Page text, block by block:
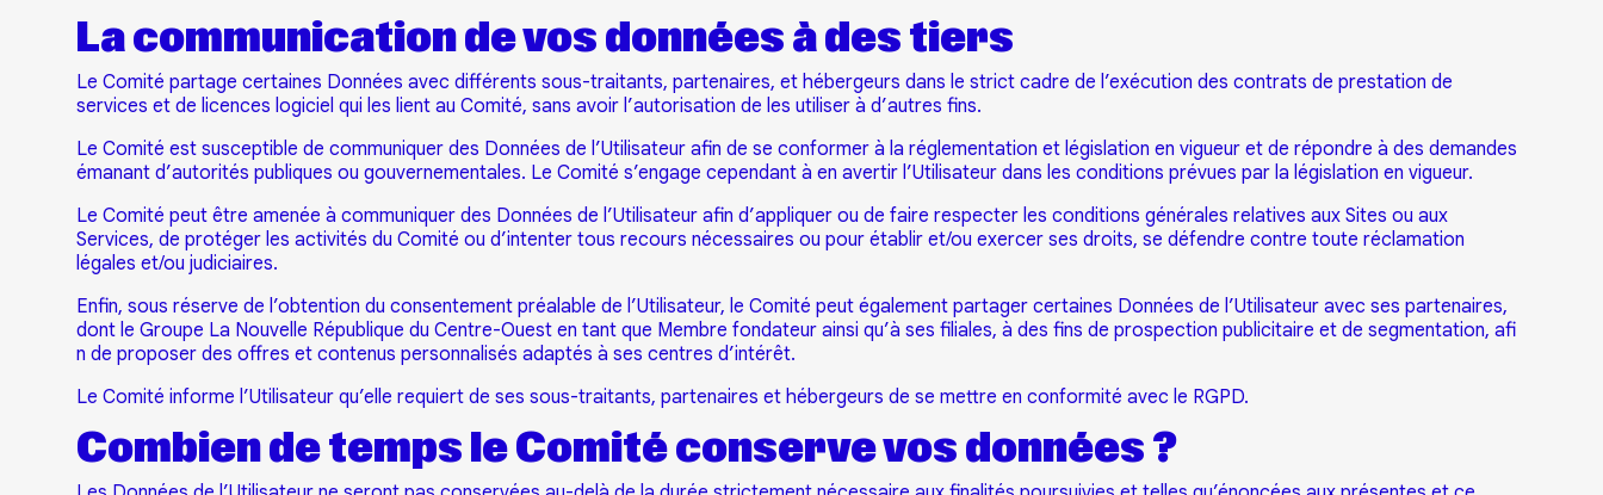
La communication de vos données à des tiers
Le Comité partage certaines Données avec différents sous-traitants, partenaires, et hébergeurs dans le strict cadre de l’exécution des contrats de prestation de
services et de licences logiciel qui les lient au Comité, sans avoir l’autorisation de les utiliser à d’autres fins.
Le Comité est susceptible de communiquer des Données de l’Utilisateur afin de se conformer à la réglementation et législation en vigueur et de répondre à des demandes
émanant d’autorités publiques ou gouvernementales. Le Comité s’engage cependant à en avertir l’Utilisateur dans les conditions prévues par la législation en vigueur.
Le Comité peut être amenée à communiquer des Données de l’Utilisateur afin d’appliquer ou de faire respecter les conditions générales relatives aux Sites ou aux
Services, de protéger les activités du Comité ou d’intenter tous recours nécessaires ou pour établir et/ou exercer ses droits, se défendre contre toute réclamation
légales et/ou judiciaires.
Enfin, sous réserve de l’obtention du consentement préalable de l’Utilisateur, le Comité peut également partager certaines Données de l’Utilisateur avec ses partenaires,
dont le Groupe La Nouvelle République du Centre-Ouest en tant que Membre fondateur ainsi qu’à ses filiales, à des fins de prospection publicitaire et de segmentation, afi
n de proposer des offres et contenus personnalisés adaptés à ses centres d’intérêt.
Le Comité informe l’Utilisateur qu’elle requiert de ses sous-traitants, partenaires et hébergeurs de se mettre en conformité avec le RGPD.
Combien de temps le Comité conserve vos données ?